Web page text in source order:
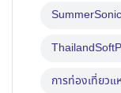
SummerSonic
การท่องเที่ยวแ